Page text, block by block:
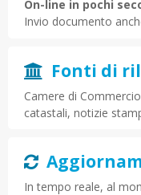
Camere di Commercio, Conservatorie Tribunali, Uffici
catastali, notizie
in tempo reale, al momento in cui viene effettuata la